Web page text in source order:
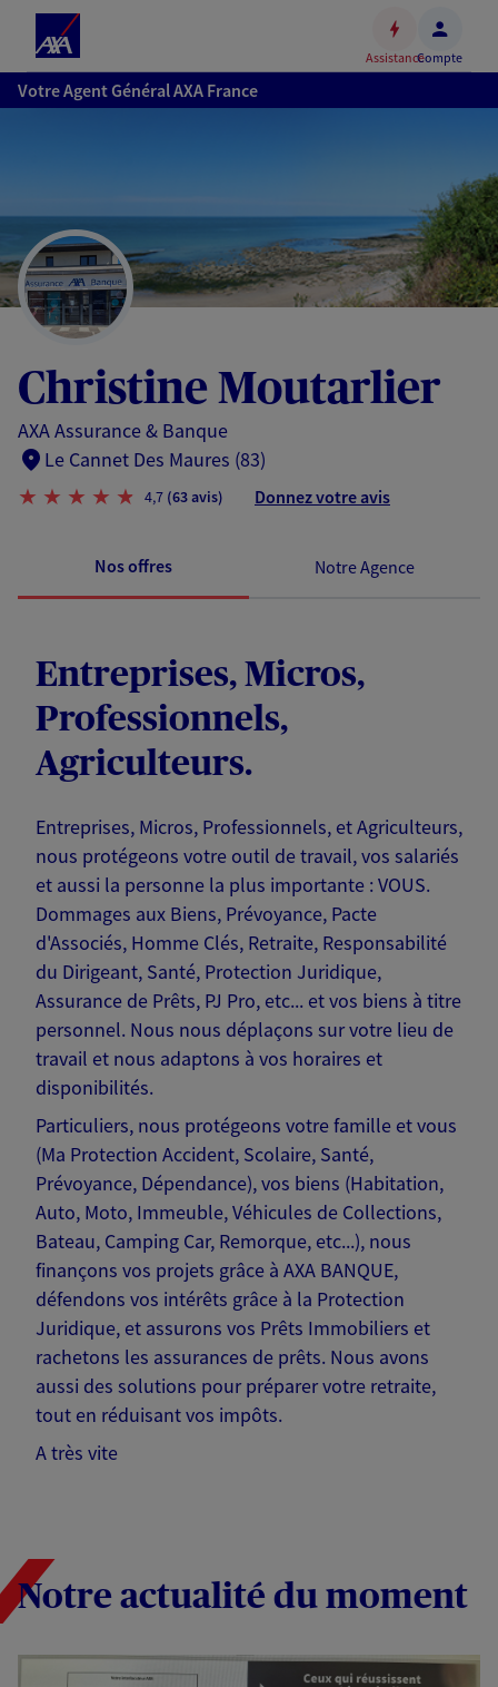
Accéder
au
de
page
AssistanceCompte
Votre Agent Général AXA France
Christine Moutarlier
AXA Assurance & Banque
Le Cannet Des Maures (83)
4,7 (63 avis) Donnez votre avis
Nos offres Notre Agence
Entreprises, Micros,
Professionnels,
Agriculteurs.
Entreprises, Micros, Professionnels, et Agriculteurs,
nous protégeons votre outil de travail, vos salariés
et aussi la personne la plus importante : VOUS.
Dommages aux Biens, Prévoyance, Pacte
d'Associés, Homme Clés, Retraite, Responsabilité
du Dirigeant, Santé, Protection Juridique,
Assurance de Prêts, PJ Pro, etc... et vos biens à titre
personnel. Nous nous déplaçons sur votre lieu de
travail et nous adaptons à vos horaires et
disponibilités.
Particuliers, nous protégeons votre famille et vous
(Ma Protection Accident, Scolaire, Santé,
Prévoyance, Dépendance), vos biens (Habitation,
Auto, Moto, Immeuble, Véhicules de Collections,
Bateau, Camping Car, Remorque, etc...), nous
finançons vos projets grâce à AXA BANQUE,
défendons vos intérêts grâce à la Protection
Juridique, et assurons vos Prêts Immobiliers et
rachetons les assurances de prêts. Nous avons
aussi des solutions pour préparer votre retraite,
tout en réduisant vos impôts.
A très vite
Notre actualité du moment